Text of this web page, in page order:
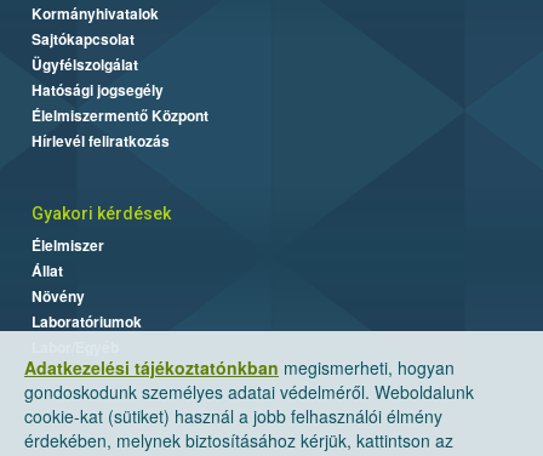
Adatkezelési tájékoztatónkban megismerheti, hogyan
gondoskodunk személyes adatai védelméről. Weboldalunk
cookie-kat (sütiket) használ a jobb felhasználói élmény
érdekében, melynek biztosításához kérjük, kattintson az
Kormányhivatalok
Sajtókapcsolat
Ügyfélszolgálat
Hatósági jogsegély
Élelmiszermentő Központ
Hírlevél feliratkozás
Gyakori kérdések
Élelmiszer
Állat
Növény
Laboratóriumok